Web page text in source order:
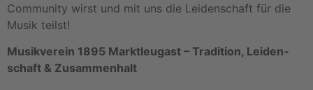
Commu­nity wirst und mit uns die Leiden­schaft für die
Musik teilst!
Musikverein 1895 Marktleugast – Tradi­tion, Leiden­
schaft & Zusam­men­halt